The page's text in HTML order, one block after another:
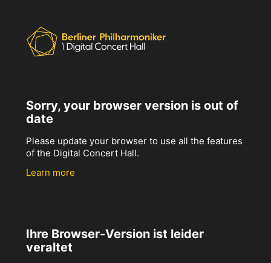
Sorry, your browser version is out of
date
Please update your browser to use all the features
of the Digital Concert Hall.
Learn more
Ihre Browser-Version ist leider
veraltet